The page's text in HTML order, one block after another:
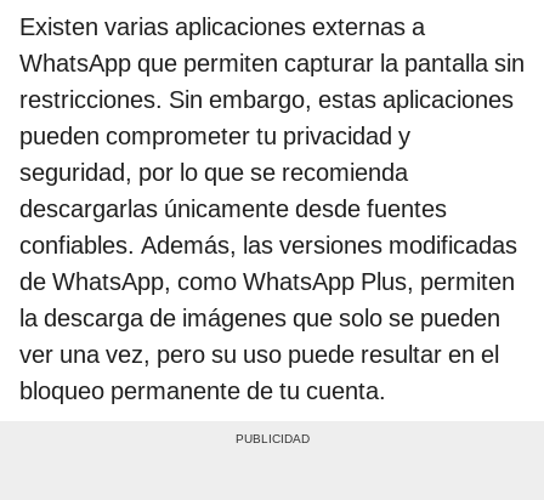
Existen varias aplicaciones externas a
WhatsApp que permiten capturar la pantalla sin
restricciones. Sin embargo, estas aplicaciones
pueden comprometer tu privacidad y
seguridad, por lo que se recomienda
descargarlas únicamente desde fuentes
confiables. Además, las versiones modificadas
de WhatsApp, como WhatsApp Plus, permiten
la descarga de imágenes que solo se pueden
ver una vez, pero su uso puede resultar en el
bloqueo permanente de tu cuenta.